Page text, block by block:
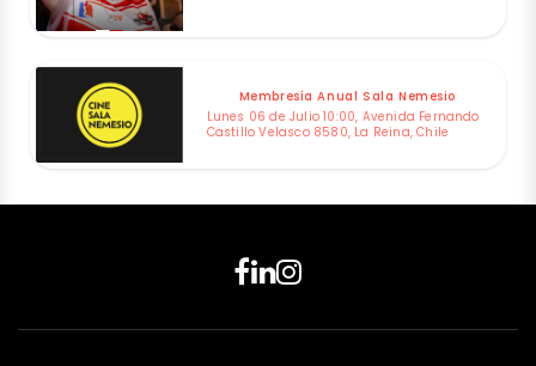
Membresía Anual Sala Nemesio
Lunes 06 de Julio 10:00, Avenida Fernando
Castillo Velasco 8580, La Reina, Chile